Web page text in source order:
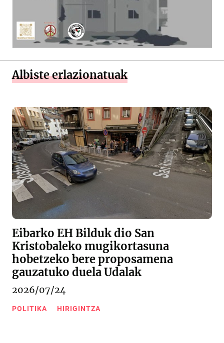
Albiste erlazionatuak
Eibarko EH Bilduk dio San
Kristobaleko mugikortasuna
hobetzeko bere proposamena
gauzatuko duela Udalak
2026/07/24
POLITIKA HIRIGINTZA